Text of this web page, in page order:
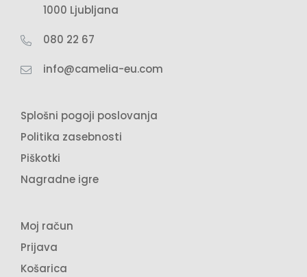
vendar meni vsakokrat pomaga, ko si
camelia
močan zato ne priporočamo pretiravanje z
Darko
Nisem pričakoval, da tako močno deluje.
1000 Ljubljana
080 22 67
info@camelia-eu.com
Splošni pogoji poslovanja
Politika zasebnosti
Piškotki
Nagradne igre
Moj račun
Prijava
Košarica